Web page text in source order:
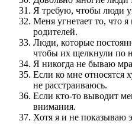
Я требую, чтобы люди
Меня угнетает то, что
родителей.
Люди, которые
чтобы их щелкнули по
Я никогда не бываю
Если ко мне относятся
не расстраиваюсь.
Если кто-то выводит
внимания.
Хотя я и не показываю